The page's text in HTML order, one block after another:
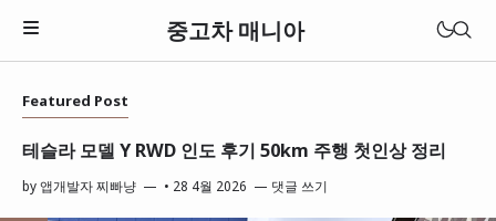
중고차 매니아
전체글
Featured Post
테슬라 모델 Y RWD 인도 후기 50km 주행 첫인상 정리
by앱개발자 찌빠냥 • 28 4월 2026 댓글 쓰기